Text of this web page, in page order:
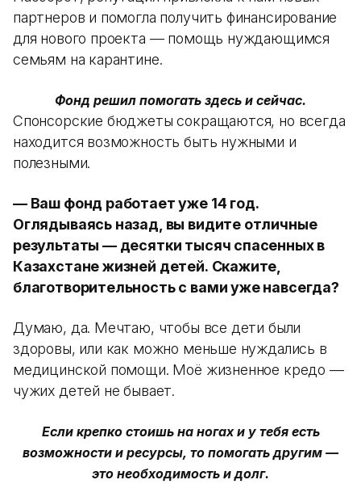
партнеров и помогла получить финансирование
для нового проекта — помощь нуждающимся
семьям на карантине.
Фонд решил помогать здесь и сейчас.
Спонсорские бюджеты сокращаются, но всегда
находится возможность быть нужными и
полезными.
— Ваш фонд работает уже 14 год.
Оглядываясь назад, вы видите отличные
результаты — десятки тысяч спасенных в
Казахстане жизней детей. Скажите,
благотворительность с вами уже навсегда?
Думаю, да. Мечтаю, чтобы все дети были
здоровы, или как можно меньше нуждались в
медицинской помощи. Моё жизненное кредо —
чужих детей не бывает.
Если крепко стоишь на ногах и у тебя есть
возможности и ресурсы, то помогать другим —
это необходимость и долг.